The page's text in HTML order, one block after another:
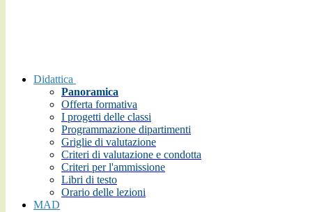
Didattica
Panoramica
Offerta formativa
I progetti delle classi
Programmazione dipartimenti
Griglie di valutazione
Criteri di valutazione e condotta
Criteri per l'ammissione
Libri di testo
Orario delle lezioni
MAD